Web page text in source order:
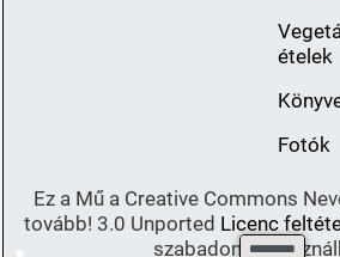
ételek
Fotók
Ez a Mű a Creative Commons
tovább! 3.0 Unported Licenc
szabadon